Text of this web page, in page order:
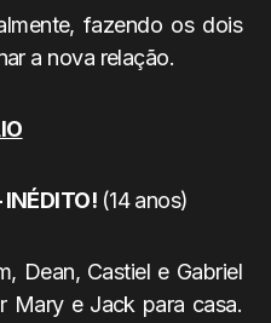
fazendo os dois
a nova relação.
(14 anos)
Dean, Castiel e Gabriel
Mary e Jack para casa.